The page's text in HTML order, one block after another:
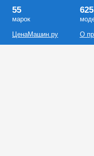
55
марок
ЦенаМашин.ру
625
О